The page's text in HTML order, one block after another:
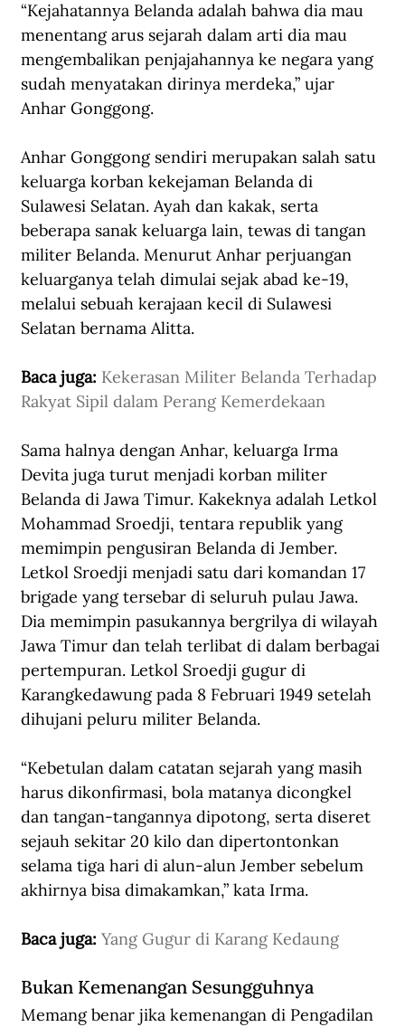
“Kejahatannya Belanda adalah bahwa dia mau
menentang arus sejarah dalam arti dia mau
mengembalikan penjajahannya ke negara yang
sudah menyatakan dirinya merdeka,” ujar
Anhar Gonggong.
Anhar Gonggong sendiri merupakan salah satu
keluarga korban kekejaman Belanda di
Sulawesi Selatan. Ayah dan kakak, serta
beberapa sanak keluarga lain, tewas di tangan
militer Belanda. Menurut Anhar perjuangan
keluarganya telah dimulai sejak abad ke-19,
melalui sebuah kerajaan kecil di Sulawesi
Selatan bernama Alitta.
Baca juga: Kekerasan Militer Belanda Terhadap
Rakyat Sipil dalam Perang Kemerdekaan
Sama halnya dengan Anhar, keluarga Irma
Devita juga turut menjadi korban militer
Belanda di Jawa Timur. Kakeknya adalah Letkol
Mohammad Sroedji, tentara republik yang
memimpin pengusiran Belanda di Jember.
Letkol Sroedji menjadi satu dari komandan 17
brigade yang tersebar di seluruh pulau Jawa.
Dia memimpin pasukannya bergrilya di wilayah
Jawa Timur dan telah terlibat di dalam berbagai
pertempuran. Letkol Sroedji gugur di
Karangkedawung pada 8 Februari 1949 setelah
dihujani peluru militer Belanda.
“Kebetulan dalam catatan sejarah yang masih
harus dikonfirmasi, bola matanya dicongkel
dan tangan-tangannya dipotong, serta diseret
sejauh sekitar 20 kilo dan dipertontonkan
selama tiga hari di alun-alun Jember sebelum
akhirnya bisa dimakamkan,” kata Irma.
Baca juga: Yang Gugur di Karang Kedaung
Bukan Kemenangan Sesungguhnya
Memang benar jika kemenangan di Pengadilan